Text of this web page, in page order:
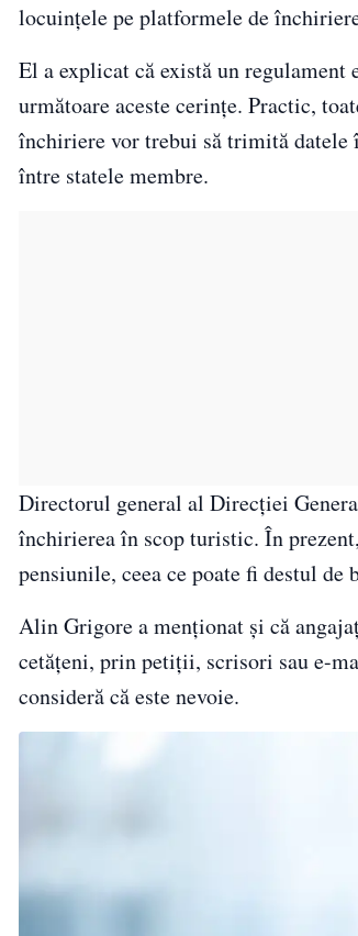
locuințele pe platformele de
El a explicat că există un
următoare aceste cerințe. Practic,
închiriere vor trebui să trimită datele
între statele membre.
Directorul general al Direcției
închirierea în scop turistic. În
pensiunile, ceea ce poate fi destul de
Alin Grigore a menționat și că
cetățeni, prin petiții, scrisori sau e-
consideră că este nevoie.